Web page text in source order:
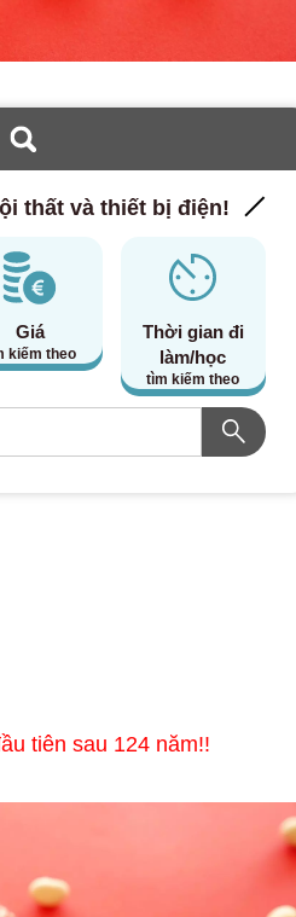
thất và thiết bị điện!
Giá
kiếm theo
Thời gian đi
làm/học
tìm kiếm theo
tiên sau 124 năm!!